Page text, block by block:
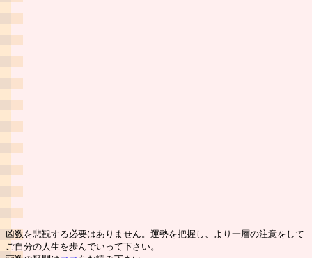
凶数を悲観する必要はありません。運勢を把握し、より一層の注意をして
ご自分の人生を歩んでいって下さい。